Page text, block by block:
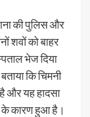
की पुलिस और
शवों को बाहर
भेज दिया
कि चिमनी
और यह हादसा
के कारण हुआ है।